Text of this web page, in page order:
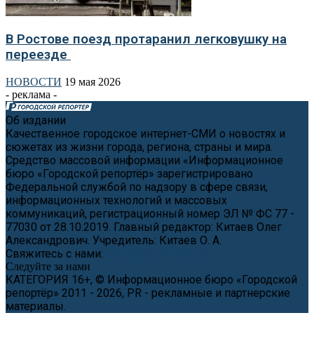
В Ростове поезд протаранил легковушку на
переезде
НОВОСТИ 19 мая 2026
- реклама -
Об издании
Качественное городское интернет-СМИ о новостях и
сюжетах из жизни города, региона, страны и мира.
Средство массовой информации «Информационное
бюро «Городской репортёр» зарегистрировано
Федеральной службой по надзору в сфере связи,
информационных технологий и массовых
коммуникаций, регистрационный номер ЭЛ № ФС 77 -
77030 от 28.10.2019. Главный редактор: Китаев Олег
Александрович. Учредитель: Китаев О. А.
Свяжитесь с нами:
Следуйте за нами
КАТЕГОРИЯ 16+, © Информационное бюро «Городской
репортёр» 2011 - 2026, PR - рекламные и партнерские
материалы.